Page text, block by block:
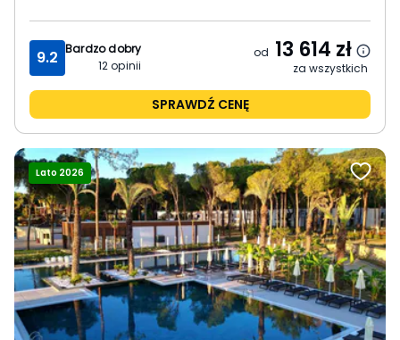
9.2 Bardzo dobry
12opinii
od 13 614 zł
za wszystkich
SPRAWDŹ CENĘ
Lato 2026